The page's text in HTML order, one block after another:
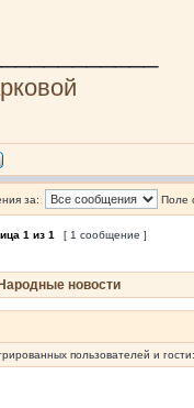
за: Поле
1 из 1 [ 1 сообщение ]
Народные новости
пользователей и